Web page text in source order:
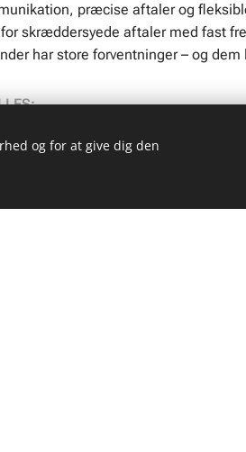
præcise aftaler og
skræddersyede aftaler med fast
har store forventninger – og dem
og for at give dig den